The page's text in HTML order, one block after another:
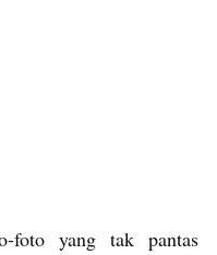
foto yang tak pantas